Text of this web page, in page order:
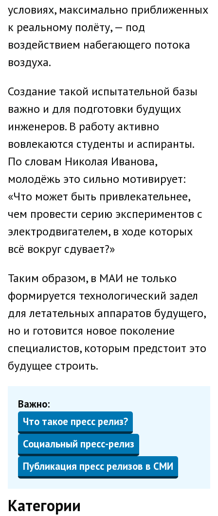
условиях, максимально приближенных
к реальному полёту, — под
воздействием набегающего потока
воздуха.
Создание такой испытательной базы
важно и для подготовки будущих
инженеров. В работу активно
вовлекаются студенты и аспиранты.
По словам Николая Иванова,
молодёжь это сильно мотивирует:
«Что может быть привлекательнее,
чем провести серию экспериментов с
электродвигателем, в ходе которых
всё вокруг сдувает?»
Таким образом, в МАИ не только
формируется технологический задел
для летательных аппаратов будущего,
но и готовится новое поколение
специалистов, которым предстоит это
будущее строить.
Важно:
Что такое пресс релиз?
Социальный пресс-релиз
Публикация пресс релизов в СМИ
Категории